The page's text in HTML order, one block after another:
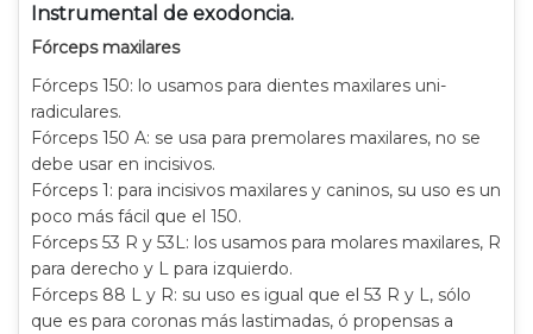
Instrumental de exodoncia.
Fórceps maxilares
Fórceps 150: lo usamos para dientes maxilares uni-
radiculares.
Fórceps 150 A: se usa para premolares maxilares, no se
debe usar en incisivos.
Fórceps 1: para incisivos maxilares y caninos, su uso es un
poco más fácil que el 150.
Fórceps 53 R y 53L: los usamos para molares maxilares, R
para derecho y L para izquierdo.
Fórceps 88 L y R: su uso es igual que el 53 R y L, sólo
que es para coronas más lastimadas, ó propensas a